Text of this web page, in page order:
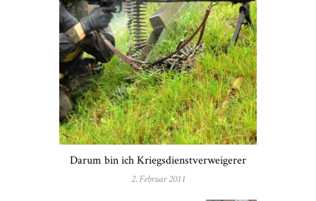
Darum bin ich Kriegsdienstverweigerer
2. Februar 2011